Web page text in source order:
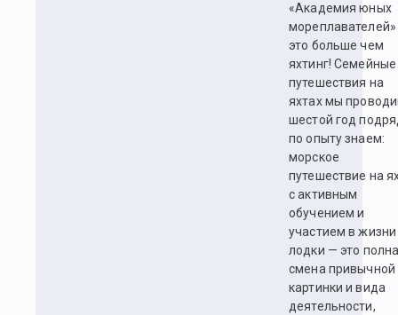
«Академия юных
это больше чем
яхтинг! Семейные
путешествия на
яхтах мы
шестой год
по опыту знаем:
морское
путешествие на
с активным
обучением и
участием в жизни
лодки — это
смена привычной
картинки и вида
деятельности,